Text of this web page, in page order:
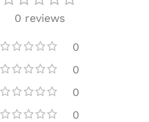
Fleece
Accesorii
0 reviews
0
0
0
0